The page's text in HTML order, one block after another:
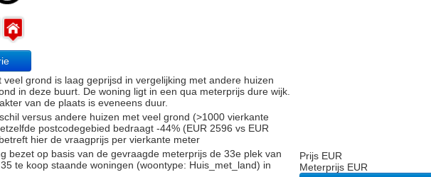
veel grond is laag geprijsd in vergelijking met andere huizen
in deze buurt. De woning ligt in een qua meterprijs dure wijk.
van de plaats is eveneens duur.
versus andere huizen met veel grond (>1000 vierkante
postcodegebied bedraagt -44% (EUR 2596 vs EUR
hier de vraagprijs per vierkante meter
bezet op basis van de gevraagde meterprijs de 33e plek van
te koop staande woningen (woontype: Huis_met_land) in
Prijs EUR
Meterprijs EUR